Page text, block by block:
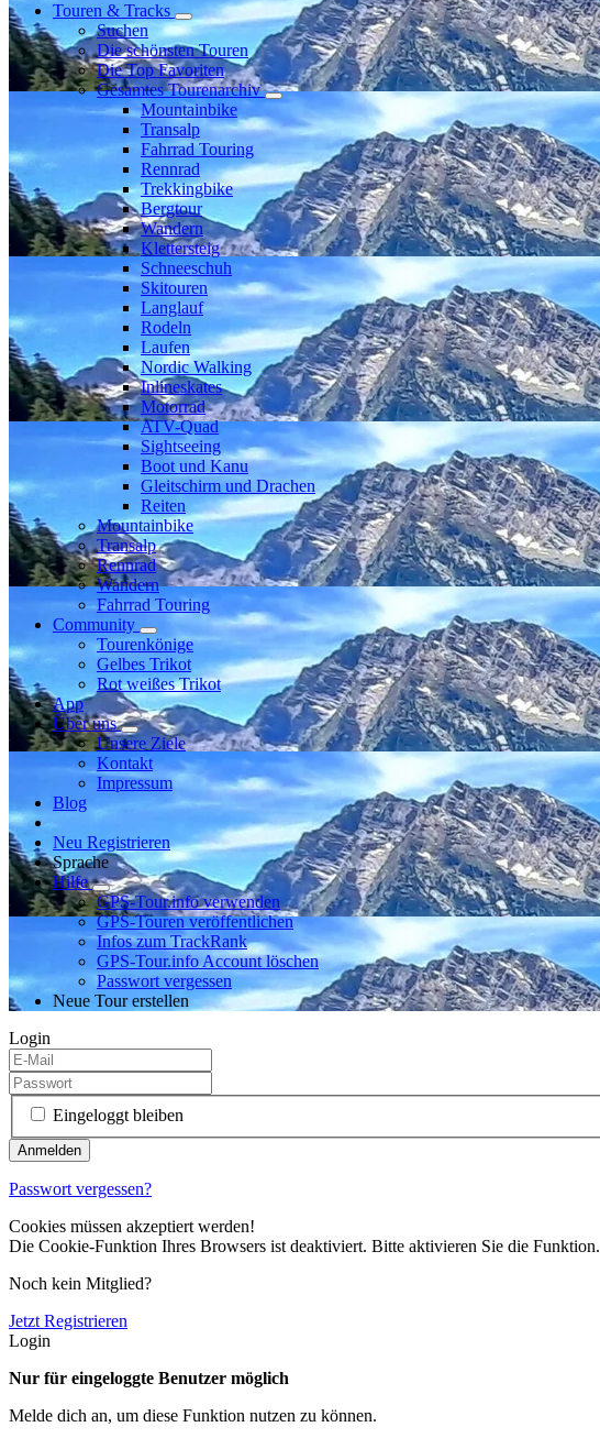
Touren & Tracks
Suchen
Die schönsten Touren
Die Top Favoriten
Gesamtes Tourenarchiv
Mountainbike
Transalp
Fahrrad Touring
Rennrad
Trekkingbike
Bergtour
Wandern
Klettersteig
Schneeschuh
Skitouren
Langlauf
Rodeln
Laufen
Nordic Walking
Inlineskates
Motorrad
ATV-Quad
Sightseeing
Boot und Kanu
Gleitschirm und Drachen
Reiten
Mountainbike
Transalp
Rennrad
Wandern
Fahrrad Touring
Community
Tourenkönige
Gelbes Trikot
Rot weißes Trikot
App
Über uns
Unsere Ziele
Kontakt
Impressum
Blog
Neu Registrieren
Sprache
Hilfe
GPS-Tour.info verwenden
GPS-Touren veröffentlichen
Infos zum TrackRank
GPS-Tour.info Account löschen
Passwort vergessen
Neue Tour erstellen
Login
Eingeloggt bleiben
Passwort vergessen?
Cookies müssen akzeptiert werden!
Die Cookie-Funktion Ihres Browsers ist deaktiviert. Bitte aktivieren Sie die Funktion.
Noch kein Mitglied?
Jetzt Registrieren
Login
Nur für eingeloggte Benutzer möglich
Melde dich an, um diese Funktion nutzen zu können.